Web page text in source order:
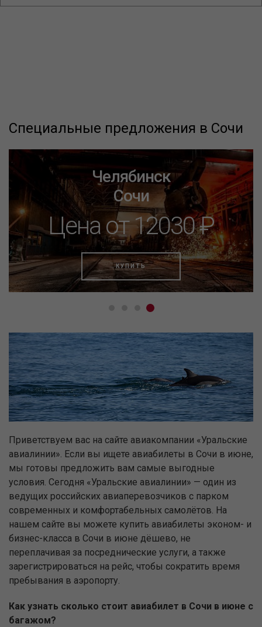
Специальные предложения в Сочи
Челябинск
Сочи
Цена от 12030 ₽
КУПИТЬ
Приветствуем вас на сайте авиакомпании «Уральские
авиалинии». Если вы ищете авиабилеты в Сочи в июне,
мы готовы предложить вам самые выгодные
условия. Сегодня «Уральские авиалинии» — один из
ведущих российских авиаперевозчиков с парком
современных и комфортабельных самолётов. На
нашем сайте вы можете купить авиабилеты эконом- и
бизнес-класса в Сочи в июне дёшево, не
переплачивая за посреднические услуги, а также
зарегистрироваться на рейс, чтобы сократить время
пребывания в аэропорту.
Как узнать сколько стоит авиабилет в Сочи в июне с
багажом?